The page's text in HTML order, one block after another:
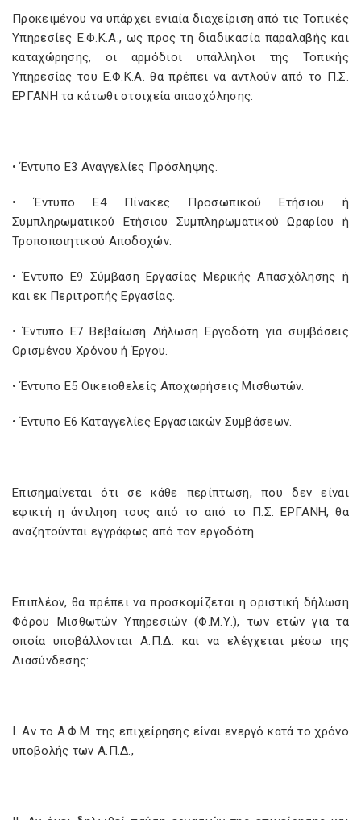
Προκειμένου να υπάρχει ενιαία διαχείριση από τις Τοπικές
Υπηρεσίες Ε.Φ.Κ.Α., ως προς τη διαδικασία παραλαβής και
καταχώρησης, οι αρμόδιοι υπάλληλοι της Τοπικής
Υπηρεσίας του Ε.Φ.Κ.Α. θα πρέπει να αντλούν από το Π.Σ.
ΕΡΓΑΝΗ τα κάτωθι στοιχεία απασχόλησης:
• Έντυπο Ε3 Αναγγελίες Πρόσληψης.
• Έντυπο Ε4 Πίνακες Προσωπικού Ετήσιου ή
Συμπληρωματικού Ετήσιου Συμπληρωματικού Ωραρίου ή
Τροποποιητικού Αποδοχών.
• Έντυπο Ε9 Σύμβαση Εργασίας Μερικής Απασχόλησης ή
και εκ Περιτροπής Εργασίας.
• Έντυπο Ε7 Βεβαίωση Δήλωση Εργοδότη για συμβάσεις
Ορισμένου Χρόνου ή Έργου.
• Έντυπο Ε5 Οικειοθελείς Αποχωρήσεις Μισθωτών.
• Έντυπο Ε6 Καταγγελίες Εργασιακών Συμβάσεων.
Επισημαίνεται ότι σε κάθε περίπτωση, που δεν είναι
εφικτή η άντληση τους από το από το Π.Σ. ΕΡΓΑΝΗ, θα
αναζητούνται εγγράφως από τον εργοδότη.
Επιπλέον, θα πρέπει να προσκομίζεται η οριστική δήλωση
Φόρου Μισθωτών Υπηρεσιών (Φ.Μ.Υ.), των ετών για τα
οποία υποβάλλονται Α.Π.Δ. και να ελέγχεται μέσω της
Διασύνδεσης:
I. Αν το Α.Φ.Μ. της επιχείρησης είναι ενεργό κατά το χρόνο
υποβολής των Α.Π.Δ.,